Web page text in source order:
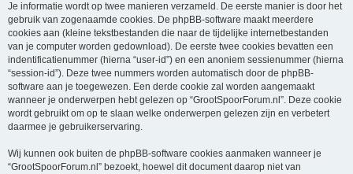
Je informatie wordt op twee manieren verzameld. De eerste manier is door het
gebruik van zogenaamde cookies. De phpBB-software maakt meerdere
cookies aan (kleine tekstbestanden die naar de tijdelijke internetbestanden
van je computer worden gedownload). De eerste twee cookies bevatten een
indentificatienummer (hierna “user-id”) en een anoniem sessienummer (hierna
“session-id”). Deze twee nummers worden automatisch door de phpBB-
software aan je toegewezen. Een derde cookie zal worden aangemaakt
wanneer je onderwerpen hebt gelezen op “GrootSpoorForum.nl”. Deze cookie
wordt gebruikt om op te slaan welke onderwerpen gelezen zijn en verbetert
daarmee je gebruikerservaring.
Wij kunnen ook buiten de phpBB-software cookies aanmaken wanneer je
“GrootSpoorForum.nl” bezoekt, hoewel dit document daarop niet van